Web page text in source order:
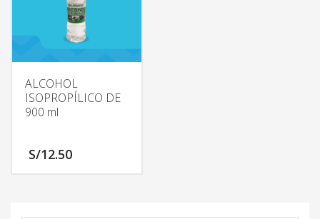
ALCOHOL
ISOPROPÍLICO DE
900 ml
S/12.50